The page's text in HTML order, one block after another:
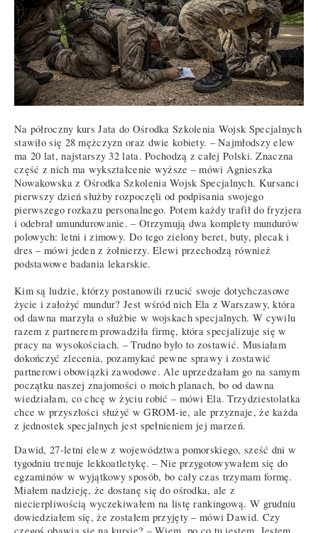
Na półroczny kurs Jata do Ośrodka Szkolenia Wojsk Specjalnych
stawiło się 28 mężczyzn oraz dwie kobiety. – Najmłodszy elew
ma 20 lat, najstarszy 32 lata. Pochodzą z całej Polski. Znaczna
część z nich ma wykształcenie wyższe – mówi Agnieszka
Nowakowska z Ośrodka Szkolenia Wojsk Specjalnych. Kursanci
pierwszy dzień służby rozpoczęli od podpisania swojego
pierwszego rozkazu personalnego. Potem każdy trafił do fryzjera
i odebrał umundurowanie. – Otrzymują dwa komplety mundurów
polowych: letni i zimowy. Do tego zielony beret, buty, plecak i
dres – mówi jeden z żołnierzy. Elewi przechodzą również
podstawowe badania lekarskie.
Kim są ludzie, którzy postanowili rzucić swoje dotychczasowe
życie i założyć mundur? Jest wśród nich Ela z Warszawy, która
od dawna marzyła o służbie w wojskach specjalnych. W cywilu
razem z partnerem prowadziła firmę, która specjalizuje się w
pracy na wysokościach. – Trudno było to zostawić. Musiałam
dokończyć zlecenia, pozamykać pewne sprawy i zostawić
partnerowi obowiązki zawodowe. Ale uprzedzałam go na samym
początku naszej znajomości o moich planach, bo od dawna
wiedziałam, co chcę w życiu robić – mówi Ela. Trzydziestolatka
chce w przyszłości służyć w GROM-ie, ale przyznaje, że każda
z jednostek specjalnych jest spełnieniem jej marzeń.
Dawid, 27-letni elew z województwa pomorskiego, sześć dni w
tygodniu trenuje lekkoatletykę. – Nie przygotowywałem się do
egzaminów w wyjątkowy sposób, bo cały czas trzymam formę.
Miałem nadzieję, że dostanę się do ośrodka, ale z
niecierpliwością wyczekiwałem na listę rankingową. W grudniu
dowiedziałem się, że zostałem przyjęty – mówi Dawid. Czy
czegoś obawia się na kursie? – Wiem, po co tu jestem. Jestem